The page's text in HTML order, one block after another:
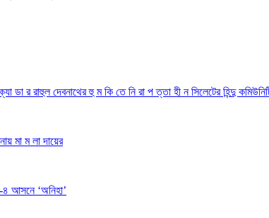
ডা র রাহুল দেবনাথের হু ম কি তে নি রা প ত্তা হী ন সিলেটের হিন্দু
মা ম লা দায়ের
আসনে ‘অনিহা’